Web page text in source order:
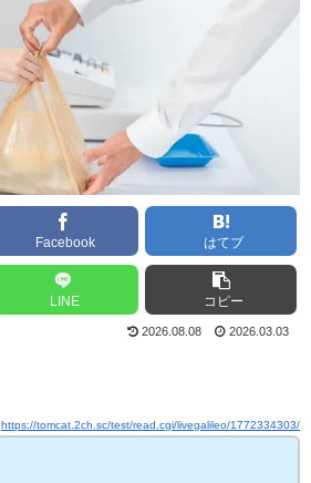
Facebook はてブ
LINE コピー
2026.08.08 2026.03.03
https://tomcat.2ch.sc/test/read.cgi/livegalileo/1772334303/